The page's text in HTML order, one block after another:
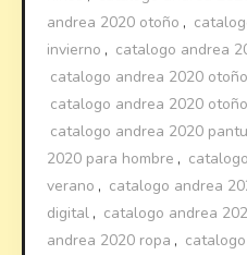
andrea 2020 otoño ,
invierno , catalogo andrea
catalogo andrea 2020
catalogo andrea 2020
catalogo andrea 2020
2020 para hombre ,
verano , catalogo andrea
digital , catalogo andrea
andrea 2020 ropa ,